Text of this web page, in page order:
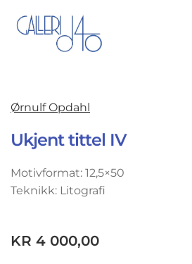
Ørnulf Opdahl
Ukjent tittel IV
Motivformat: 12,5×50
Teknikk: Litografi
KR 4 000,00